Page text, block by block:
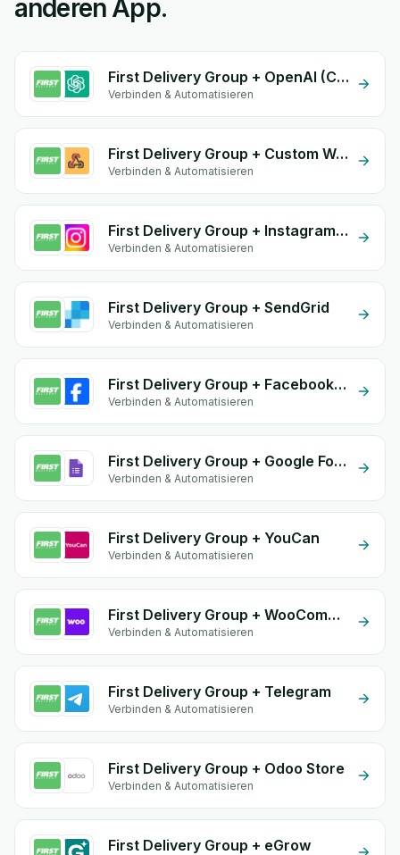
anderen App.
First Delivery Group + OpenAI (ChatGPT)
Verbinden & Automatisieren
First Delivery Group + Custom Webhook
Verbinden & Automatisieren
First Delivery Group + Instagram Comment
Verbinden & Automatisieren
First Delivery Group + SendGrid
Verbinden & Automatisieren
First Delivery Group + Facebook Commerce
Verbinden & Automatisieren
First Delivery Group + Google Form Integration
Verbinden & Automatisieren
First Delivery Group + YouCan
Verbinden & Automatisieren
First Delivery Group + WooCommerce
Verbinden & Automatisieren
First Delivery Group + Telegram
Verbinden & Automatisieren
First Delivery Group + Odoo Store
Verbinden & Automatisieren
First Delivery Group + eGrow